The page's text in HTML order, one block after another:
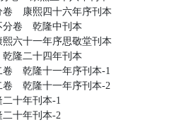
卷 康熙四十六年序刊本
分卷 乾隆中刊本
六十一年序思敬堂刊本
隆二十四年刊本
卷 乾隆十一年序刊本-1
卷 乾隆十一年序刊本-2
十年刊本-1
十年刊本-2